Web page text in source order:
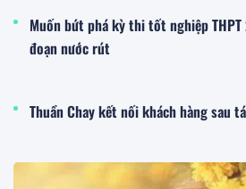
Muốn bứt phá kỳ thi tốt nghiệp
đoạn nước rút
Thuần Chay kết nối khách hàng sau